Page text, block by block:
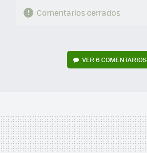
Comentarios cerrados
VER6 COMENTARIOS